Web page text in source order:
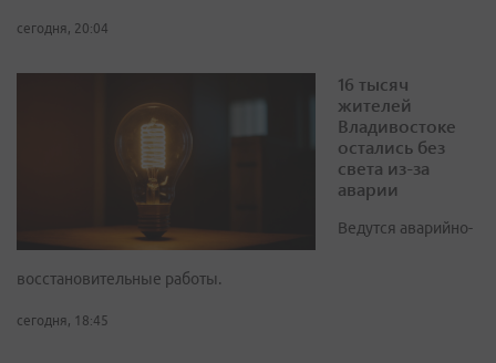
сегодня, 20:04
16 тысяч
жителей
Владивостоке
остались без
света из-за
аварии
Ведутся аварийно-
восстановительные работы.
сегодня, 18:45